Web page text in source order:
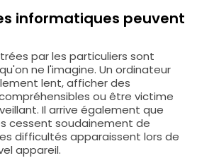
informatiques peuvent
par les particuliers sont
ne l'imagine. Un ordinateur
lent, afficher des
ou être victime
Il arrive également que
cessent soudainement de
difficultés apparaissent lors de
appareil.